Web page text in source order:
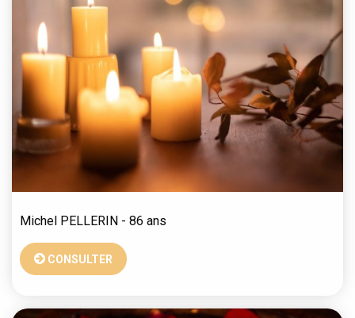
Michel PELLERIN - 86 ans
CONSULTER